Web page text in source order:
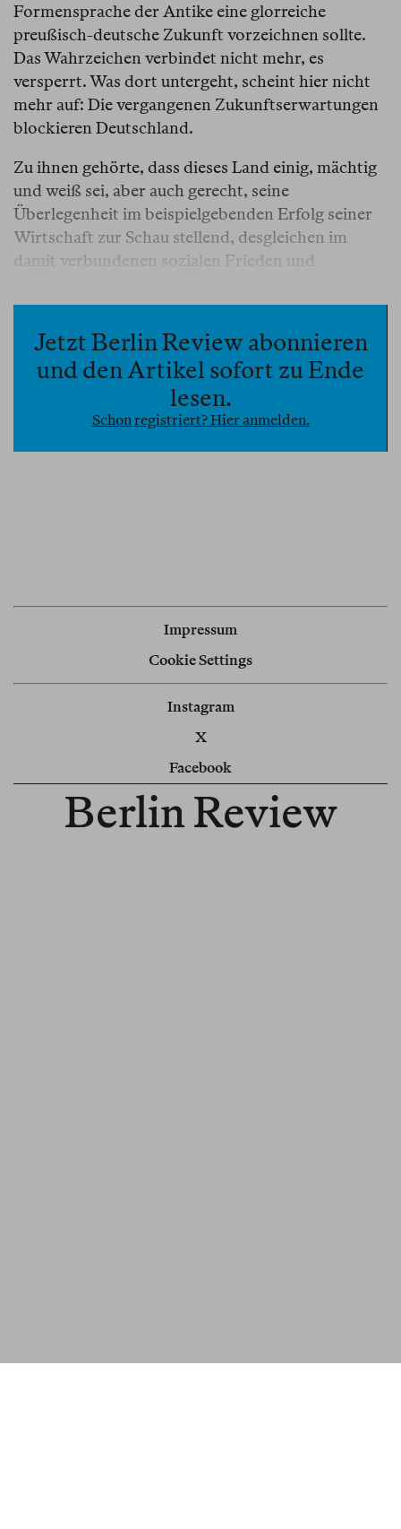
Formensprache der Antike eine glorreiche
preußisch-deutsche Zukunft vorzeichnen sollte.
Das Wahrzeichen verbindet nicht mehr, es
versperrt. Was dort untergeht, scheint hier nicht
mehr auf: Die vergangenen Zukunftserwartungen
blockieren Deutschland.
Zu ihnen gehörte, dass dieses Land einig, mächtig
und weiß sei, aber auch gerecht, seine
Überlegenheit im beispielgebenden Erfolg seiner
Wirtschaft zur Schau stellend, desgleichen im
damit verbundenen sozialen Frieden und
Läuterung. Ein Land, in dem sich die Tugend des
Einzelnen in der Kollektivtugend abbildet, ja aus
dieser erst ihre Legitimation erfährt; das in der
Gegenwart nicht nur mithält, sondern ihre
Rahmenbedingungen maßgeblich selbst
hervorbringt.
Jetzt Berlin Review abonnieren
und den Artikel sofort zu Ende
lesen.
Schon registriert? Hier anmelden.
Impressum
Cookie Settings
Instagram
X
Facebook
Berlin Review